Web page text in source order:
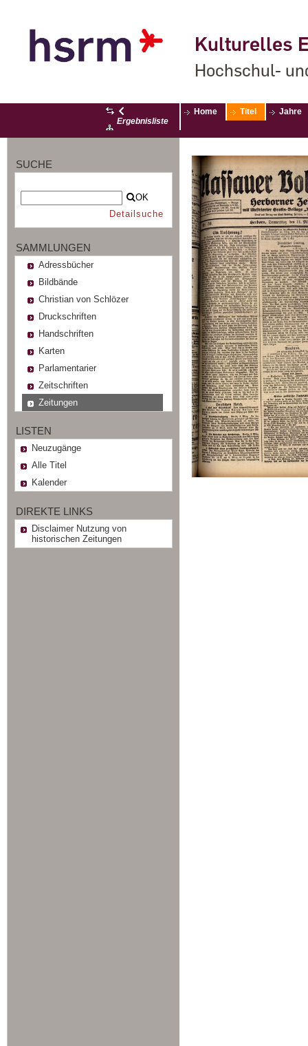
Kulturelles
Hochschul-
Ergebnisliste
Home Titel Jahre
SUCHE
OK
Detailsuche
SAMMLUNGEN
Adressbücher
Bildbände
Christian von Schlözer
Druckschriften
Handschriften
Karten
Parlamentarier
Zeitschriften
Zeitungen
LISTEN
Neuzugänge
Alle Titel
Kalender
DIREKTE LINKS
Disclaimer Nutzung von
historischen Zeitungen